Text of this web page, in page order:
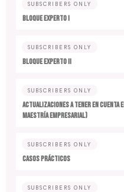
SUBSCRIBERS ONLY
BLOQUE EXPERTO I
SUBSCRIBERS ONLY
BLOQUE EXPERTO II
SUBSCRIBERS ONLY
ACTUALIZACIONES A TENER EN
MAESTRÍA EMPRESARIAL)
SUBSCRIBERS ONLY
CASOS PRÁCTICOS
SUBSCRIBERS ONLY